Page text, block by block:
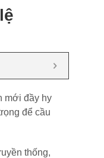
mới đầy hy
để cầu
thống,